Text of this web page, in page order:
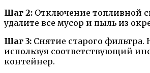
Шаг 2: Отключение топливной
удалите все мусор и пыль из
Шаг 3: Снятие старого
используя соответствующий
контейнер.